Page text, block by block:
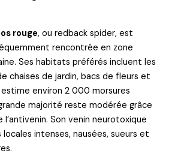
rouge, ou redback spider, est
rencontrée en zone
Ses habitats préférés incluent les
chaises de jardin, bacs de fleurs et
estime environ 2 000 morsures
majorité reste modérée grâce
l’antivenin. Son venin neurotoxique
intenses, nausées, sueurs et